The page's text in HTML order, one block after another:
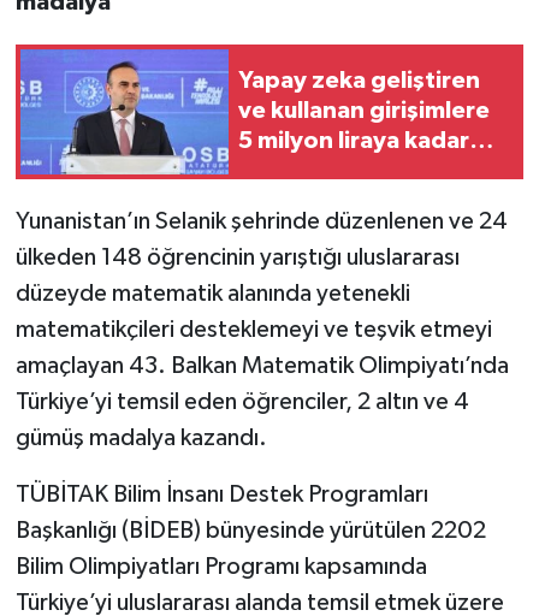
Yapay zeka geliştiren
ve kullanan girişimlere
5 milyon liraya kadar
Yunanistan’ın Selanik şehrinde düzenlenen ve 24
ülkeden 148 öğrencinin yarıştığı uluslararası
düzeyde matematik alanında yetenekli
matematikçileri desteklemeyi ve teşvik etmeyi
amaçlayan 43. Balkan Matematik Olimpiyatı’nda
Türkiye’yi temsil eden öğrenciler, 2 altın ve 4
gümüş madalya kazandı.
TÜBİTAK Bilim İnsanı Destek Programları
Başkanlığı (BİDEB) bünyesinde yürütülen 2202
Bilim Olimpiyatları Programı kapsamında
Türkiye’yi uluslararası alanda temsil etmek üzere